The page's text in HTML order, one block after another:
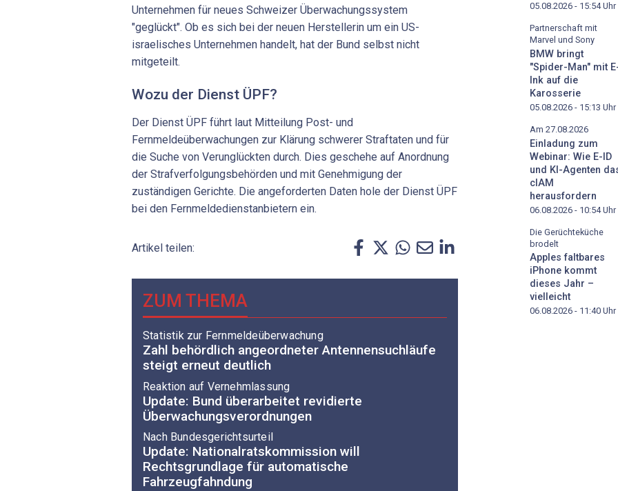
Unternehmen für neues Schweizer Überwachungssystem
"geglückt". Ob es sich bei der neuen Herstellerin um ein US-
israelisches Unternehmen handelt, hat der Bund selbst nicht
mitgeteilt.
Wozu der Dienst ÜPF?
Der Dienst ÜPF führt laut Mitteilung Post- und
Fernmeldeüberwachungen zur Klärung schwerer Straftaten und für
die Suche von Verunglückten durch. Dies geschehe auf Anordnung
der Strafverfolgungsbehörden und mit Genehmigung der
zuständigen Gerichte. Die angeforderten Daten hole der Dienst ÜPF
bei den Fernmeldedienstanbietern ein.
Artikel teilen:
ZUM THEMA
Statistik zur Fernmeldeüberwachung
Zahl behördlich angeordneter Antennensuchläufe
steigt erneut deutlich
Reaktion auf Vernehmlassung
Update: Bund überarbeitet revidierte
Überwachungsverordnungen
Nach Bundesgerichtsurteil
Update: Nationalratskommission will
Rechtsgrundlage für automatische
Fahrzeugfahndung
05.08.2026 - 15:54Uhr
Partnerschaft mit
Marvel und Sony
BMW bringt
"Spider-Man" mit
Ink auf die
Karosserie
05.08.2026 - 15:13 Uhr
Am 27.08.2026
Einladung zum
Webinar: Wie E-ID
und KI-Agenten
cIAM
herausfordern
06.08.2026 - 10:54Uhr
Die Gerüchteküche
brodelt
Apples faltbares
iPhone kommt
dieses Jahr –
vielleicht
06.08.2026 - 11:40 Uhr